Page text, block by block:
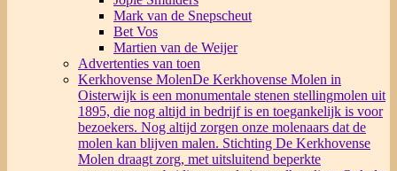
Mark van de Snepscheut
Bet Vos
Martien van de Weijer
Advertenties van toen
Kerkhovense MolenDe Kerkhovense Molen in
Oisterwijk is een monumentale stenen stellingmolen uit
1895, die nog altijd in bedrijf is en toegankelijk is voor
bezoekers. Nog altijd zorgen onze molenaars dat de
molen kan blijven malen. Stichting De Kerkhovense
Molen draagt zorg, met uitsluitend beperkte